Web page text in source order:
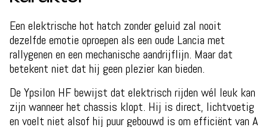
Een elektrische hot hatch zonder geluid zal nooit
dezelfde emotie oproepen als een oude Lancia met
rallygenen en een mechanische aandrijflijn. Maar dat
betekent niet dat hij geen plezier kan bieden.
De Ypsilon HF bewijst dat elektrisch rijden wél leuk kan
zijn wanneer het chassis klopt. Hij is direct, lichtvoetig
en voelt niet alsof hij puur gebouwd is om efficiënt van A